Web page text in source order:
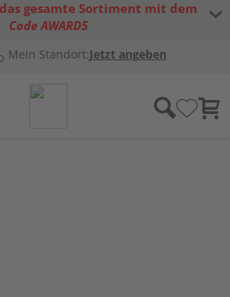
gesamte Sortiment mit dem
Code AWARD5
Mein Standort:Jetzt angeben